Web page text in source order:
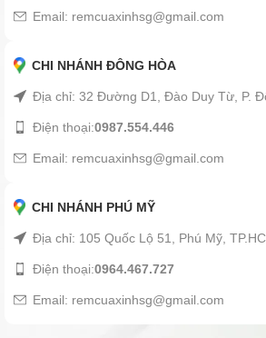
Email: remcuaxinhsg@gmail.com
CHI NHÁNH ĐÔNG HÒA
Địa chỉ: 32 Đường D1, Đào Duy Từ, P.
Điện thoại:0987.554.446
Email: remcuaxinhsg@gmail.com
CHI NHÁNH PHÚ MỸ
Địa chỉ: 105 Quốc Lộ 51, Phú Mỹ,
Điện thoại:0964.467.727
Email: remcuaxinhsg@gmail.com